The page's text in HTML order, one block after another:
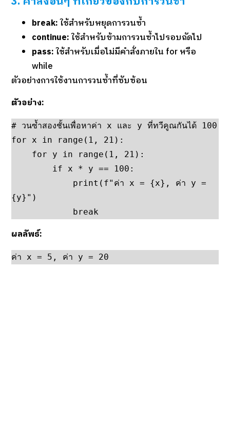
break:ใช้สำหรับหยุดการวนซ้ำ
continue:ใช้สำหรับข้ามการวนซ้ำไปรอบถัดไป
pass:ใช้สำหรับเมื่อไม่มีคำสั่งภายใน for หรือ
while
ตัวอย่างการใช้งานการวนซ้ำที่ซับซ้อน
ตัวอย่าง:
# วนซ้ำสองชั้นเพื่อหาค่า x และ y ที่ทวีคูณกันได้ 100
for x in range(1, 21):
{y}")
            break
ผลลัพธ์:
ค่า x = 5, ค่า y = 20